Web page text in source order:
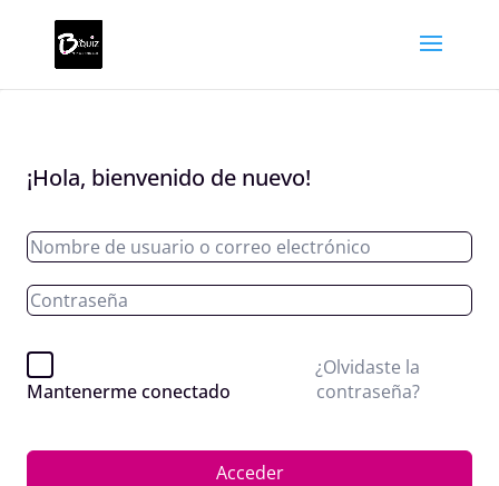
¡Hola, bienvenido de nuevo!
Mantenerme conectado
¿Olvidaste la
contraseña?
Acceder